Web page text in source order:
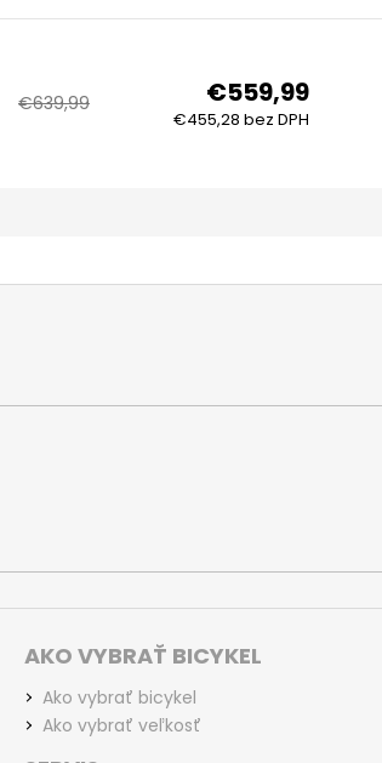
€639,99 €559,99
€455,28 bez DPH
AKO VYBRAŤ BICYKEL
Ako vybrať bicykel
Ako vybrať veľkosť